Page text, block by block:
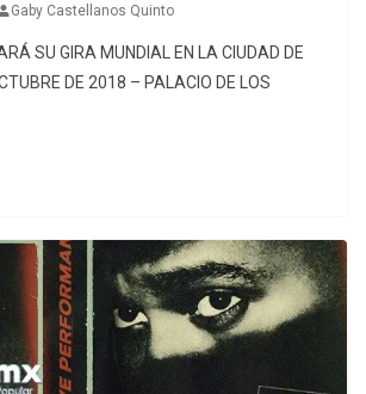
Gaby Castellanos Quinto
SU GIRA MUNDIAL EN LA CIUDAD DE
DE 2018 – PALACIO DE LOS